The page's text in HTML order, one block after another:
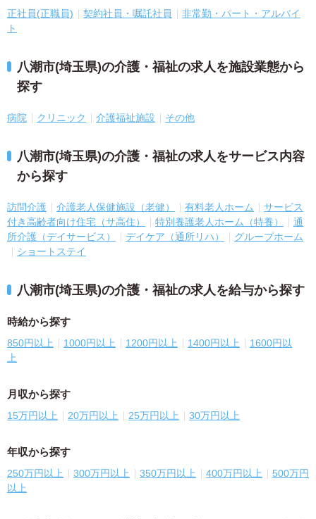
正社員(正職員) 契約社員・嘱託社員
非常勤・パート・アルバイ
ト
八潮市(埼玉県)の介護・福祉の求人を施設業態から
探す
病院 クリニック 介護福祉施設 その他
八潮市(埼玉県)の介護・福祉の求人をサービス内容
から探す
訪問介護 介護老人保健施設（老健） 有料老人ホーム
サービス
付き高齢者向け住宅（サ高住）
特別養護老人ホーム（特養）
通
所介護（デイサービス）
デイケア（通所リハ）
グループホーム
ショートステイ
八潮市(埼玉県)の介護・福祉の求人を給与から探す
時給から探す
850円以上 1000円以上 1200円以上 1400円以上
1600円以
上
月収から探す
15万円以上 20万円以上 25万円以上 30万円以上
年収から探す
250万円以上 300万円以上 350万円以上 400万円以上
500万円
以上